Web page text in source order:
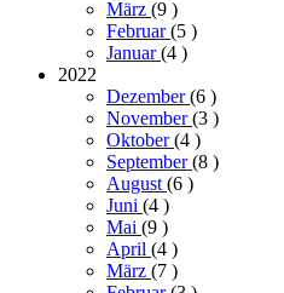
März (9 )
Februar(5 )
Januar(4 )
2022
Dezember(6 )
November(3 )
Oktober(4 )
September(8 )
August(6 )
Juni (4 )
Mai (9 )
April (4 )
März (7 )